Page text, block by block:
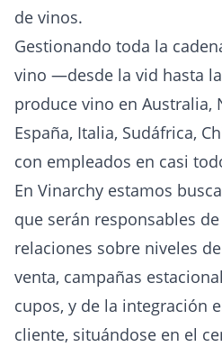
de vinos.
Gestionando toda la
vino —desde la vid hasta
produce vino en Australia,
España, Italia, Sudáfrica,
con empleados en casi
En Vinarchy estamos
que serán responsables
relaciones sobre niveles
venta, campañas
cupos, y de la integración
cliente, situándose en el